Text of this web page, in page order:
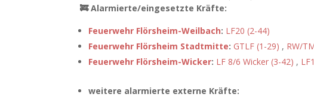
🚒 Alarmierte/eingesetzte Kräfte:
Feuerwehr Flörsheim-Weilbach: LF20 (2-44)
Feuerwehr Flörsheim Stadtmitte: GTLF (1-29) , RW/
Feuerwehr Flörsheim-Wicker: LF 8/6 Wicker (3-42) ,
weitere alarmierte externe Kräfte: